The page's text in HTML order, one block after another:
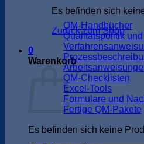
Es befinden sich
Zurück zum Shop
0
Warenkorb
Es befinden sich keine
QM-Handbücher
Qualitätspolitik
QM-Checklisten
Excel-Tools
Formulare und
Fertige QM-Pakete